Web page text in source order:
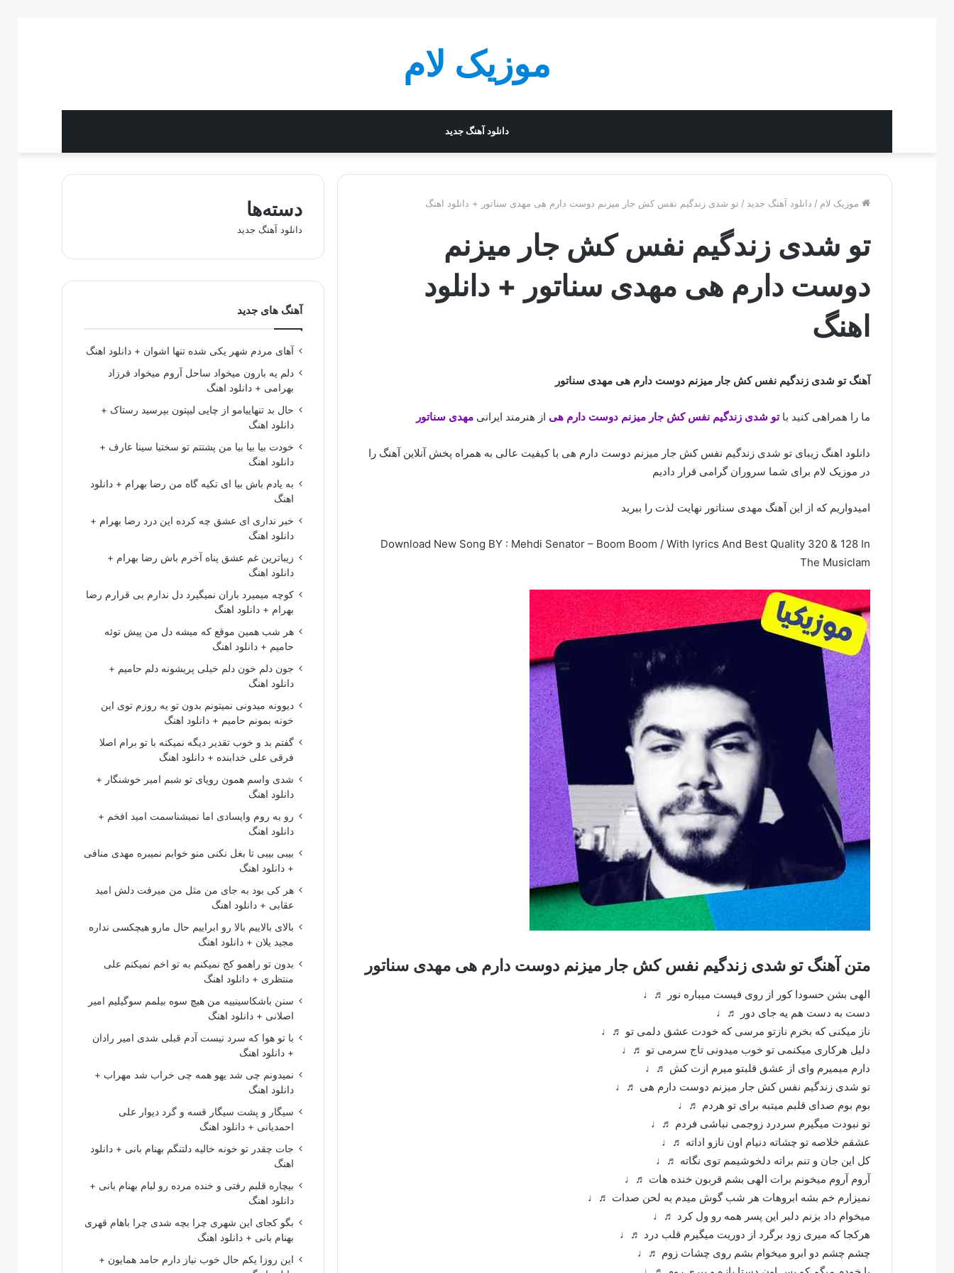
موزیک لام
دانلود آهنگ جدید
موزیک لام / دانلود آهنگ جدید / تو شدی زندگیم نفس کش جار میزنم دوست دارم هی مهدی سناتور + دانلود اهنگ
تو شدی زندگیم نفس کش جار میزنم
دوست دارم هی مهدی سناتور + دانلود
اهنگ
آهنگ تو شدی زندگیم نفس کش جار میزنم دوست دارم هی مهدی سناتور
ما را همراهی کنید باتو شدی زندگیم نفس کش جار میزنم دوست دارم هی از هنرمند ایرانی مهدی سناتور
دانلود اهنگ زیبای تو شدی زندگیم نفس کش جار میزنم دوست دارم هی با کیفیت عالی به همراه پخش آنلاین آهنگ را
در موزیک لام برای شما سروران گرامی قرار دادیم
امیدواریم که از این آهنگ مهدی سناتور نهایت لذت را ببرید
Download New Song BY : Mehdi Senator – Boom Boom / With lyrics And Best Quality 320 & 128 In
The Musiclam
متن آهنگ تو شدی زندگیم نفس کش جار میزنم دوست دارم هی مهدی سناتور
الهی بشن حسودا کور از روی فیست میباره نور ♬♩
دست به دست هم یه جای دور ♬♩
ناز میکنی که بخرم نازتو مرسی که خودت عشق دلمی تو ♬♩
دلیل هرکاری میکنمی تو خوب میدونی تاج سرمی تو ♬♩
دارم میمیرم وای از عشق قلبتو میرم ازت کش ♬♩
تو شدی زندگیم نفس کش جار میزنم دوست دارم هی ♬♩
بوم بوم صدای قلبم میتبه برای تو هردم ♬♩
تو نبودت میگیرم سردرد زوجمی نباشی فردم ♬♩
عشقم خلاصه تو چشاته دنیام اون نازو اداته ♬♩
کل این جان و تنم براته دلخوشیمم توی نگاته ♬♩
آروم آروم میخونم برات الهی بشم قربون خنده هات ♬♩
نمیزارم خم بشه ابروهات هر شب گوش میدم به لحن صدات ♬♩
میخوام داد بزنم دلبر این پسر همه رو ول کرد ♬♩
هرکجا که میری زود برگرد از دوریت میگیرم قلب درد ♬♩
چشم چشم دو ابرو میخوام بشم روی چشات زوم ♬♩
دسته‌ها
دانلود آهنگ جدید
آهنگ های جدید
آهای مردم شهر یکی شده تنها اشوان + دانلود اهنگ
دلم یه بارون میخواد ساحل آروم میخواد فرزاد
بهرامی + دانلود اهنگ
حال بد تنهاییامو از چایی لیپتون بپرسید رستاک +
دانلود اهنگ
خودت بیا بیا بیا من پشتتم تو سختیا سینا عارف +
دانلود اهنگ
به یادم باش بیا ای تکیه گاه من رضا بهرام + دانلود
اهنگ
خبر نداری ای عشق چه کرده این درد رضا بهرام +
دانلود اهنگ
زیباترین غم عشق پناه آخرم باش رضا بهرام +
دانلود اهنگ
کوچه میمیرد باران نمیگیرد دل ندارم بی قرارم رضا
بهرام + دانلود اهنگ
هر شب همین موقع که میشه دل من پیش توئه
حامیم + دانلود اهنگ
جون دلم خون دلم خیلی پریشونه دلم حامیم +
دانلود اهنگ
دیوونه میدونی نمیتونم بدون تو یه روزم توی این
خونه بمونم حامیم + دانلود اهنگ
گفتم بد و خوب تقدیر دیگه نمیکنه با تو برام اصلا
فرقی علی خدابنده + دانلود اهنگ
شدی واسم همون رویای تو شبم امیر خوشنگار +
دانلود اهنگ
رو به روم وایسادی اما نمیشناسمت امید افخم +
دانلود اهنگ
بیبی بیبی تا بغل نکنی منو خوابم نمیبره مهدی منافی
+ دانلود اهنگ
هر کی بود به جای من مثل من میرفت دلش امید
عقابی + دانلود اهنگ
بالای بالاییم بالا رو ابراییم حال مارو هیچکسی نداره
مجید یلان + دانلود اهنگ
بدون تو راهمو کج نمیکنم به تو اخم نمیکنم علی
منتظری + دانلود اهنگ
سنن باشکاسینییه من هیچ سوه بیلمم سوگیلیم امیر
اصلانی + دانلود اهنگ
با تو هوا که سرد نیست آدم قبلی شدی امیر رادان
+ دانلود اهنگ
نمیدونم چی شد یهو همه چی خراب شد مهراب +
دانلود اهنگ
سیگار و پشت سیگار قسه و گرد دیوار علی
احمدیانی + دانلود اهنگ
جات چقدر تو خونه خالیه دلتنگم بهنام بانی + دانلود
اهنگ
بیچاره قلبم رفتی و خنده مرده رو لبام بهنام بانی +
دانلود اهنگ
بگو کجای این شهری چرا بچه شدی چرا باهام قهری
بهنام بانی + دانلود اهنگ
این روزا یکم حال خوب نیاز دارم حامد همایون +